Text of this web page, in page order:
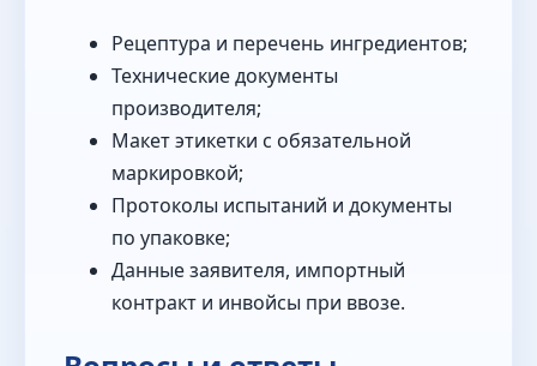
Рецептура и перечень ингредиентов;
Технические документы
производителя;
Макет этикетки с обязательной
маркировкой;
Протоколы испытаний и документы
по упаковке;
Данные заявителя, импортный
контракт и инвойсы при ввозе.